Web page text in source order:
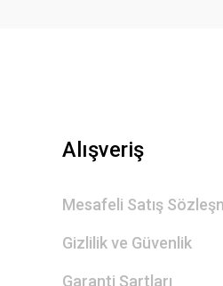
Alışveriş
Mesafeli Satış
Gizlilik ve Güvenlik
Garanti Şartları